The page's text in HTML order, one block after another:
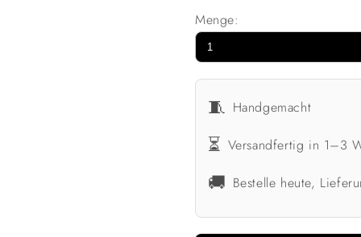
Menge:
🧵 Handgemacht
⏳ Versandfertig in 1–3
🚚 Bestelle heute,